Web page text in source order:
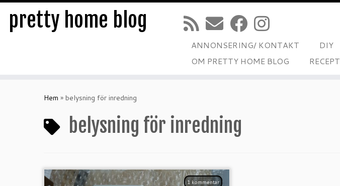
pretty home blog
ANNONSERING/ KONTAKT DIY
OM PRETTY HOME BLOG
RECEPT
Hem » belysning för inredning
belysning för inredning
1 kommentar